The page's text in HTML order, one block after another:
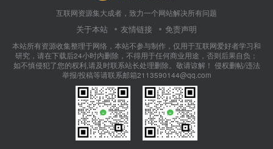
互联网资源集大成者，致力一个网站解决所有问题
关于本站 友情链接 免责声明
本站所有资源收集整理于网络，本站不参与制作，仅用于互联网爱好者学习和
研究，请在下载后24小时内删除，不得用于任何商业用途，否则后果自负；
如不慎侵犯了您的权利,请及时联系站长处理删除。敬请谅解！ 侵权删帖/违法
举报/投稿等请联系邮箱2113590144@qq.com